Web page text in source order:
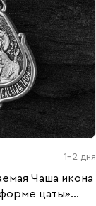
1-2 дня
Чаша икона
цаты»